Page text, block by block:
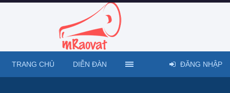
TRANG CHỦ DIỄN ĐÀN ĐĂNG NHẬP